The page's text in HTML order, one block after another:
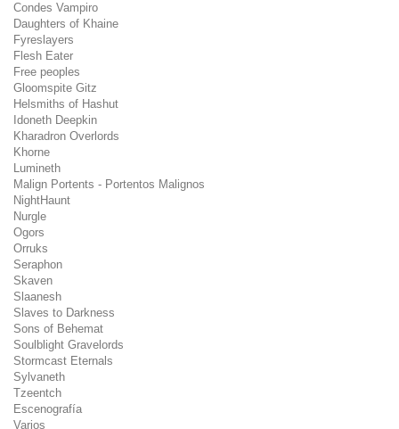
Condes Vampiro
Daughters of Khaine
Fyreslayers
Flesh Eater
Free peoples
Gloomspite Gitz
Helsmiths of Hashut
Idoneth Deepkin
Kharadron Overlords
Khorne
Lumineth
Malign Portents - Portentos Malignos
NightHaunt
Nurgle
Ogors
Orruks
Seraphon
Skaven
Slaanesh
Slaves to Darkness
Sons of Behemat
Soulblight Gravelords
Stormcast Eternals
Sylvaneth
Tzeentch
Escenografía
Varios